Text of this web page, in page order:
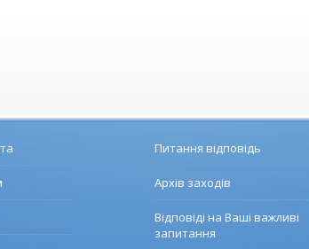
Питання відповідь
Архів заходів
Відповіді на Ваші важливі
запитання